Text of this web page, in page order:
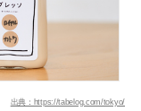
出典：https://tabelog.com/tokyo/